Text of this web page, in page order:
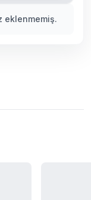
eklenmemiş.